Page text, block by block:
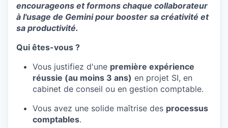
encourageons et formons chaque collaborateur
à l'usage de Gemini pour booster sa créativité et
sa productivité.
Qui êtes-vous ?
Vous justifiez d'une première expérience
réussie (au moins 3 ans) en projet SI, en
cabinet de conseil ou en gestion comptable.
Vous avez une solide maîtrise des processus
comptables.